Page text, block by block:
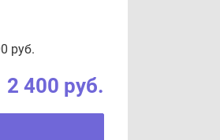
руб.
2 400 руб.